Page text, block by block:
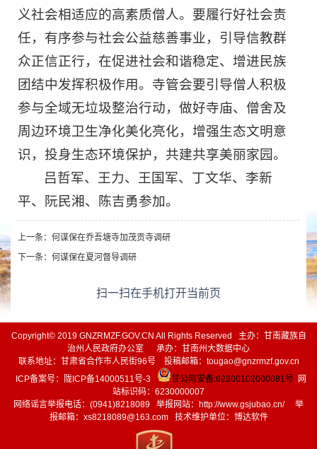
义社会相适应的高素质僧人。要履行好社会责
任，有序参与社会公益慈善事业，引导信教群
众正信正行，在促进社会和谐稳定、增进民族
团结中发挥积极作用。寺管会要引导僧人积极
参与全域无垃圾整治行动，做好寺庙、僧舍及
周边环境卫生净化美化亮化，增强生态文明意
识，投身生态环境保护，共建共享美丽家园。
吕哲军、王力、王国军、丁文华、李新
平、阮民湘、陈吉勇参加。
上一条： 何谋保在乔吾塘寺加茂贡寺调研
下一条： 何谋保在夏河督导调研
扫一扫在手机打开当前页
Copyright© 2019 GNZRMZF.GOV.CN All Rights Reserved 主办：甘南藏族自
治州人民政府办公室 承办：甘南州大数据中心
联系地址：甘肃省合作市人民街96号 投稿邮箱：tougao@gnzrmzf.gov.cn
ICP备案号：
陇ICP备14000511号-3 甘公网安备:62300102000081号网
站标识码：6230000007
网络谣言举报电话：(0941)8218089 举报网站： http://www.gsjubao.cn/举
报邮箱：xs8218089@163.com 技术维护单位：博达软件